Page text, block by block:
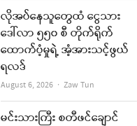
လိုအပ်နေသူတွေထံ ငွေသား
ဒေါ်လာ ၅၅၀ စီ တိုက်ရိုက်
ထောက်ပံ့မှုရဲ့ အံ့အားသင့်ဖွယ်
ရလဒ်
August 6, 2026 Author
Zaw Tun
မင်းသားကြီး စတီဖင်ချောင်